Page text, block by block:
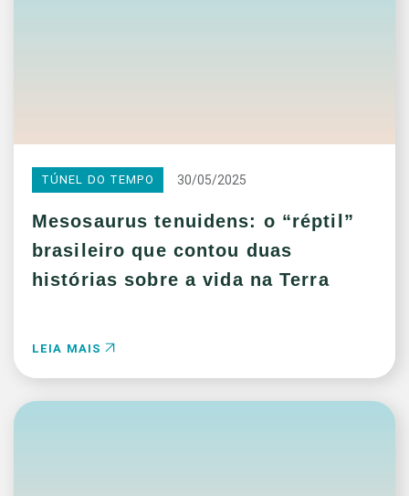
TÚNEL DO TEMPO 30/05/2025
Mesosaurus tenuidens: o “réptil”
brasileiro que contou duas
histórias sobre a vida na Terra
LEIA MAIS